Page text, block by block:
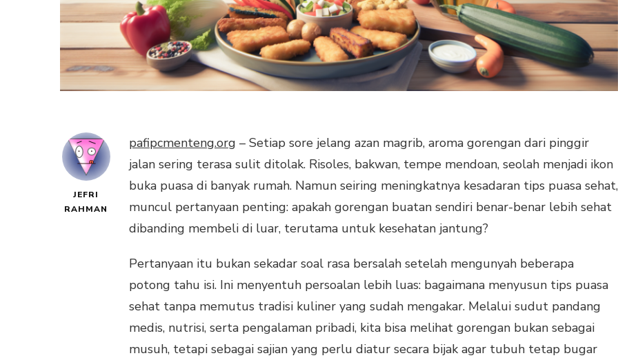
JEFRI
RAHMAN
pafipcmenteng.org – Setiap sore jelang azan magrib, aroma gorengan dari pinggir
jalan sering terasa sulit ditolak. Risoles, bakwan, tempe mendoan, seolah menjadi ikon
buka puasa di banyak rumah. Namun seiring meningkatnya kesadaran tips puasa sehat,
muncul pertanyaan penting: apakah gorengan buatan sendiri benar-benar lebih sehat
dibanding membeli di luar, terutama untuk kesehatan jantung?
Pertanyaan itu bukan sekadar soal rasa bersalah setelah mengunyah beberapa
potong tahu isi. Ini menyentuh persoalan lebih luas: bagaimana menyusun tips puasa
sehat tanpa memutus tradisi kuliner yang sudah mengakar. Melalui sudut pandang
medis, nutrisi, serta pengalaman pribadi, kita bisa melihat gorengan bukan sebagai
musuh, tetapi sebagai sajian yang perlu diatur secara bijak agar tubuh tetap bugar